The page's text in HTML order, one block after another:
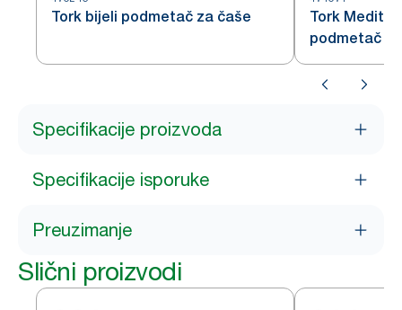
Tork bijeli podmetač za čaše
Tork
podmetač
Specifikacije proizvoda
Specifikacije isporuke
Preuzimanje
Slični proizvodi